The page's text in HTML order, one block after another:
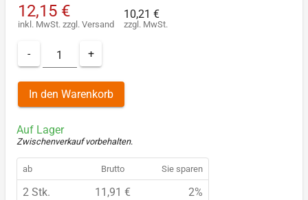
12,15 €
inkl. MwSt. zzgl. Versand
10,21 €
zzgl. MwSt.
- +
In den Warenkorb
Auf Lager
Zwischenverkauf vorbehalten.
ab Brutto Sie sparen
2 Stk. 11,91 €
2%